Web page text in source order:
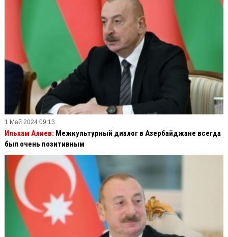
1 Май 2024 09:13
Ильхам Алиев: Межкультурный диалог в Азербайджане всегда
был очень позитивным